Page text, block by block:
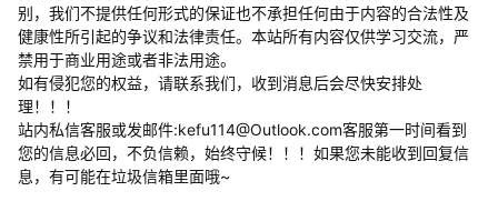
别，我们不提供任何形式的保证也不承担任何由于内容的合法性及
健康性所引起的争议和法律责任。本站所有内容仅供学习交流，严
禁用于商业用途或者非法用途。
​如有侵犯您的权益，请联系我们，收到消息后会尽快安排处
理！！！
站内私信客服或发邮件:kefu114@Outlook.com客服第一时间看到
您的信息必回，不负信赖，始终守候！！！如果您未能收到回复信
息，有可能在垃圾信箱里面哦~